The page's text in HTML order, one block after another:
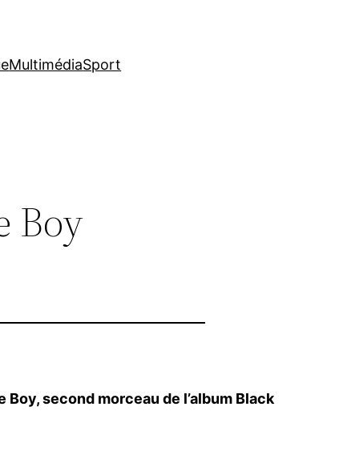
MultimédiaSport
Boy
second morceau de l’album Black